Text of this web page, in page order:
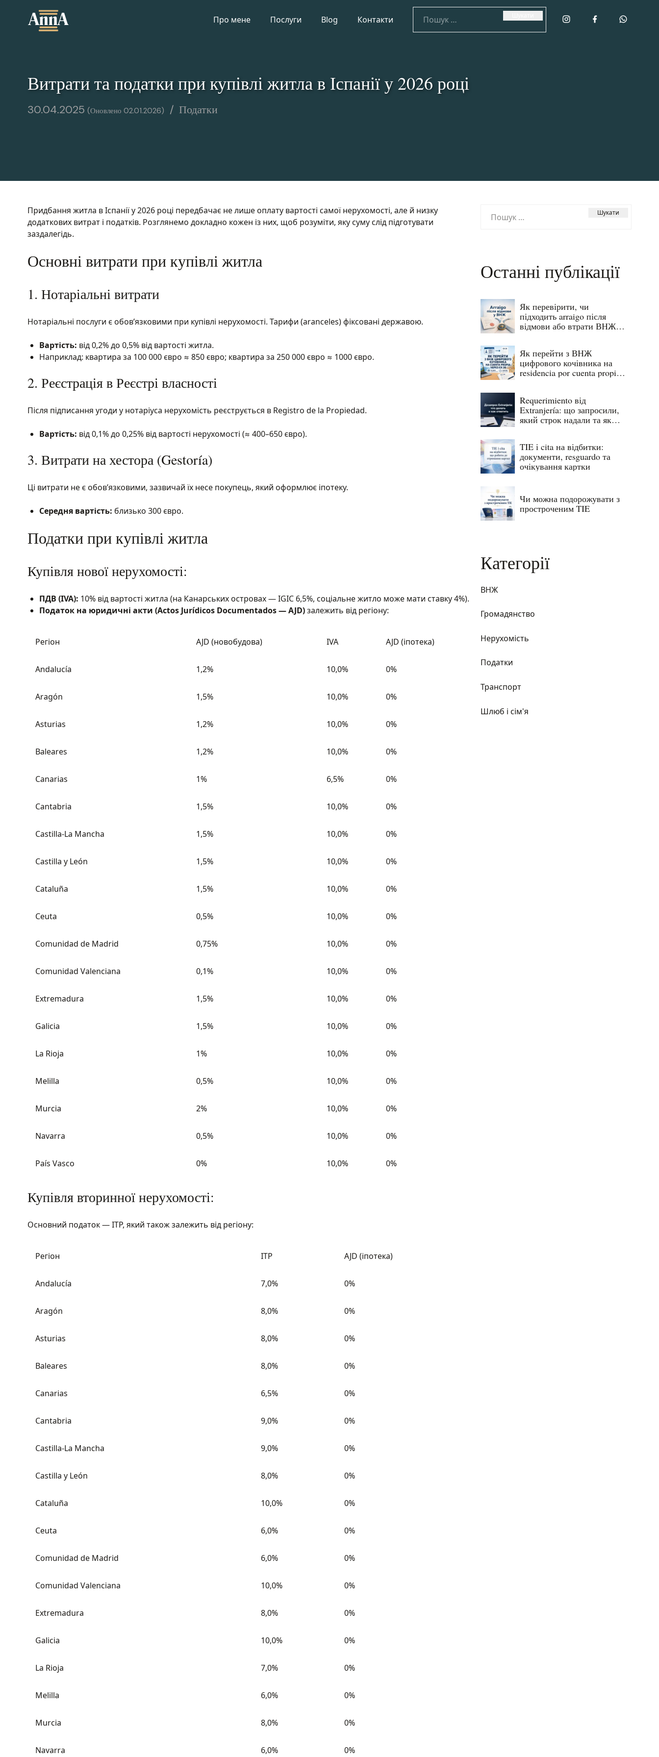
Про мене Послуги Blog Контакти
Витрати та податки при купівлі житла в Іспанії у 2026 році
30.04.2025 02.01.2026 Податки
Придбання житла в Іспанії у 2026 році передбачає не лише оплату вартості самої нерухомості, але й низку
додаткових витрат і податків. Розглянемо докладно кожен із них, щоб розуміти, яку суму слід підготувати
заздалегідь.
Основні витрати при купівлі житла
1. Нотаріальні витрати
Нотаріальні послуги є обов’язковими при купівлі нерухомості. Тарифи (aranceles) фіксовані державою.
Вартість: від 0,2% до 0,5% від вартості житла.
Наприклад: квартира за 100 000 євро ≈ 850 євро; квартира за 250 000 євро ≈ 1000 євро.
2. Реєстрація в Реєстрі власності
Після підписання угоди у нотаріуса нерухомість реєструється в Registro de la Propiedad.
Вартість: від 0,1% до 0,25% від вартості нерухомості (≈ 400–650 євро).
3. Витрати на хестора (Gestoría)
Ці витрати не є обов’язковими, зазвичай їх несе покупець, який оформлює іпотеку.
Середня вартість: близько 300 євро.
Податки при купівлі житла
Купівля нової нерухомості:
ПДВ (IVA): 10% від вартості житла (на Канарських островах — IGIC 6,5%, соціальне житло може мати ставку 4%).
Податок на юридичні акти (Actos Jurídicos Documentados — AJD)залежить від регіону:
Регіон AJD (новобудова) IVA AJD (іпотека)
Andalucía 1,2% 10,0% 0%
Aragón 1,5% 10,0% 0%
Asturias 1,2% 10,0% 0%
Baleares 1,2% 10,0% 0%
Canarias 1% 6,5% 0%
Cantabria 1,5% 10,0% 0%
Castilla-La Mancha 1,5% 10,0% 0%
Castilla y León 1,5% 10,0% 0%
Cataluña 1,5% 10,0% 0%
Ceuta 0,5% 10,0% 0%
Comunidad de Madrid 0,75% 10,0% 0%
Comunidad Valenciana 0,1% 10,0% 0%
Extremadura 1,5% 10,0% 0%
Galicia 1,5% 10,0% 0%
La Rioja 1% 10,0% 0%
Melilla 0,5% 10,0% 0%
Murcia 2% 10,0% 0%
Navarra 0,5% 10,0% 0%
País Vasco 0% 10,0% 0%
Купівля вторинної нерухомості:
Основний податок — ITP, який також залежить від регіону:
Регіон ITP AJD (іпотека)
Andalucía 7,0% 0%
Aragón 8,0% 0%
Asturias 8,0% 0%
Baleares 8,0% 0%
Canarias 6,5% 0%
Cantabria 9,0% 0%
Castilla-La Mancha 9,0% 0%
Castilla y León 8,0% 0%
Cataluña 10,0% 0%
Ceuta 6,0% 0%
Comunidad de Madrid 6,0% 0%
Comunidad Valenciana 10,0% 0%
Extremadura 8,0% 0%
Galicia 10,0% 0%
La Rioja 7,0% 0%
Melilla 6,0% 0%
Murcia 8,0% 0%
Navarra 6,0% 0%
Останні публікації
Як перевірити, чи
підходить arraigo після
відмови або втрати ВНЖ в
Як перейти з ВНЖ
цифрового кочівника на
residencia por cuenta propia
Requerimiento від
Extranjería: що запросили,
який строк надали та як
TIE і cita на відбитки:
документи, resguardo та
очікування картки
Чи можна подорожувати з
простроченим TIE
Категорії
ВНЖ
Громадянство
Нерухомість
Податки
Транспорт
Шлюб і сім'я